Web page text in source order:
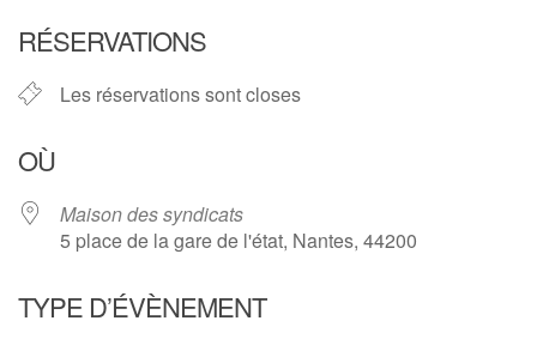
RÉSERVATIONS
Les réservations sont closes
OÙ
Maison des syndicats
5 place de la gare de l'état, Nantes, 44200
TYPE D’ÉVÈNEMENT